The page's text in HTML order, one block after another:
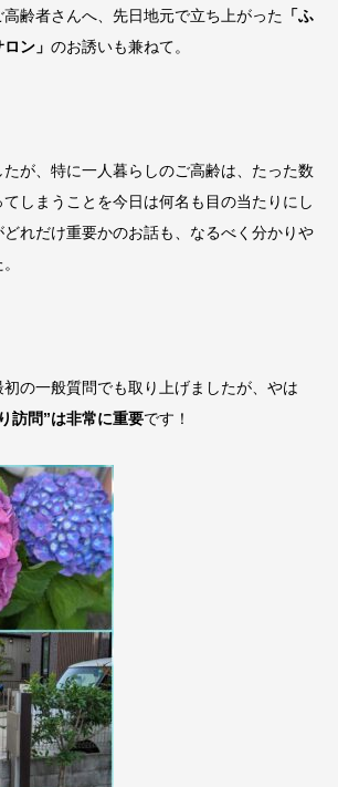
齢者さんへ、先日地元で立ち上がった 「ふ
ン」 のお誘いも兼ねて。
が、特に一人暮らしのご高齢は、たった数
しまうことを今日は何名も目の当たりにし
れだけ重要かのお話も、なるべく分かりや
の一般質問でも取り上げましたが、やは
訪問”は非常に重要です！